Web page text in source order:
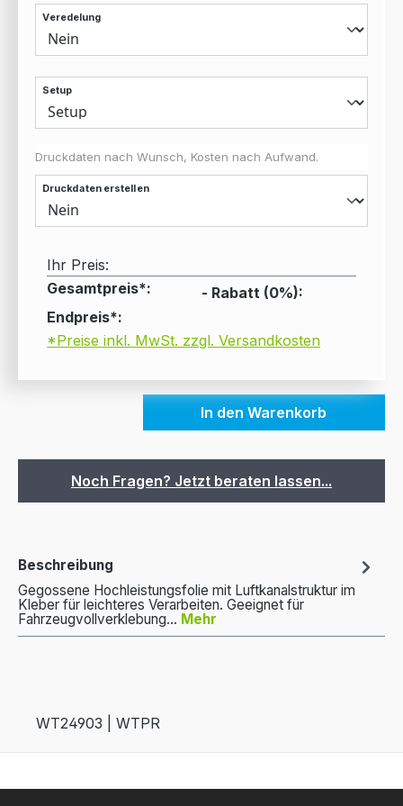
Veredelung
Setup
Druckdaten nach Wunsch, Kosten nach Aufwand.
Druckdaten erstellen
Ihr Preis:
Gesamtpreis*:
- Rabatt (0%):
Endpreis*:
*Preise inkl. MwSt. zzgl. Versandkosten
In den Warenkorb
Noch Fragen? Jetzt beraten lassen...
Beschreibung
Gegossene Hochleistungsfolie mit Luftkanalstruktur im
Kleber für leichteres Verarbeiten. Geeignet für
Fahrzeugvollverklebung… Mehr
WT24903 | WTPR